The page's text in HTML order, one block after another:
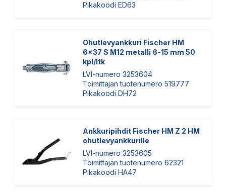
Pikakoodi ED63
Ohutlevyankkuri Fischer HM
6x37 S M12 metalli 6-15 mm 50
kpl/ltk
LVI-numero 3253604
Toimittajan tuotenumero 519777
Pikakoodi DH72
Ankkuripihdit Fischer HM Z 2 HM
ohutlevyankkurille
LVI-numero 3253605
Toimittajan tuotenumero 62321
Pikakoodi HA47